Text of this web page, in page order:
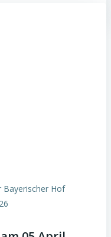
Bayerischer Hof